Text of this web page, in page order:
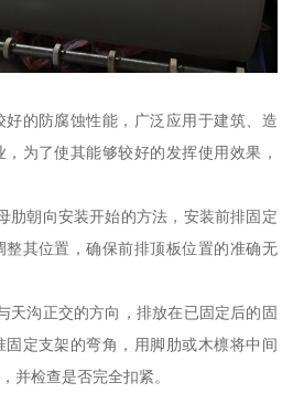
的防腐蚀性能，广泛应用于建筑、造
为了使其能够较好的发挥使用效果，
肋朝向安装开始的方法，安装前排固定
其位置，确保前排顶板位置的准确无
天沟正交的方向，排放在已固定后的固
定支架的弯角，用脚肋或木檩将中间
并检查是否完全扣紧。